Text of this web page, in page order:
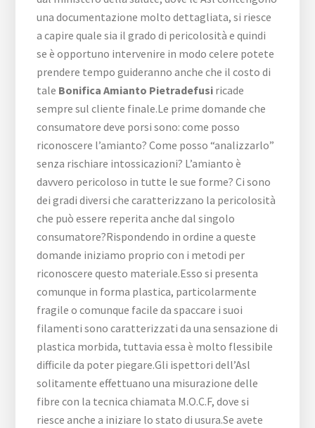
una documentazione molto dettagliata, si riesce
a capire quale sia il grado di pericolosità e quindi
se è opportuno intervenire in modo celere potete
prendere tempo guideranno anche che il costo di
tale Bonifica Amianto Pietradefusi ricade
sempre sul cliente finale.Le prime domande che
consumatore deve porsi sono: come posso
riconoscere l’amianto? Come posso “analizzarlo”
senza rischiare intossicazioni? L’amianto è
davvero pericoloso in tutte le sue forme? Ci sono
dei gradi diversi che caratterizzano la pericolosità
che può essere reperita anche dal singolo
consumatore?Rispondendo in ordine a queste
domande iniziamo proprio con i metodi per
riconoscere questo materiale.Esso si presenta
comunque in forma plastica, particolarmente
fragile o comunque facile da spaccare i suoi
filamenti sono caratterizzati da una sensazione di
plastica morbida, tuttavia essa è molto flessibile
difficile da poter piegare.Gli ispettori dell’Asl
solitamente effettuano una misurazione delle
fibre con la tecnica chiamata M.O.C.F, dove si
riesce anche a iniziare lo stato di usura.Se avete